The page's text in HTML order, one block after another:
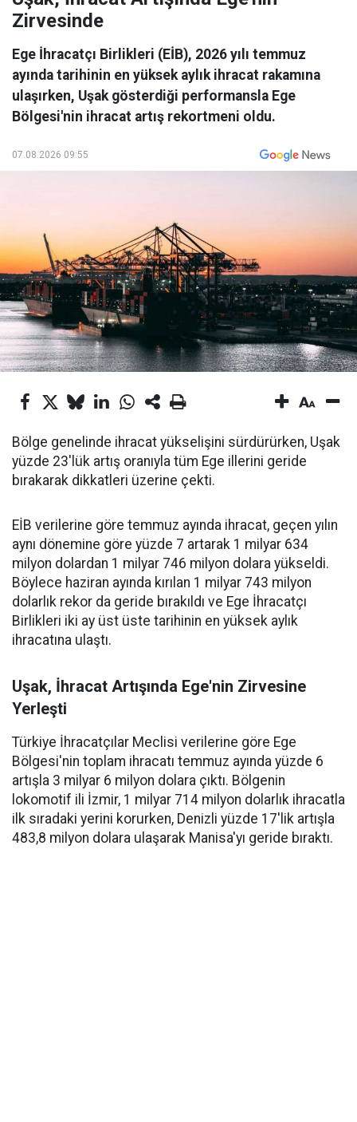
Zirvesinde
Ege İhracatçı Birlikleri (EİB), 2026 yılı temmuz
ayında tarihinin en yüksek aylık ihracat rakamına
ulaşırken, Uşak gösterdiği performansla Ege
Bölgesi'nin ihracat artış rekortmeni oldu.
07.08.2026 09:55
Bölge genelinde ihracat yükselişini sürdürürken, Uşak
yüzde 23'lük artış oranıyla tüm Ege illerini geride
bırakarak dikkatleri üzerine çekti.
EİB verilerine göre temmuz ayında ihracat, geçen yılın
aynı dönemine göre yüzde 7 artarak 1 milyar 634
milyon dolardan 1 milyar 746 milyon dolara yükseldi.
Böylece haziran ayında kırılan 1 milyar 743 milyon
dolarlık rekor da geride bırakıldı ve Ege İhracatçı
Birlikleri iki ay üst üste tarihinin en yüksek aylık
ihracatına ulaştı.
Uşak, İhracat Artışında Ege'nin Zirvesine
Yerleşti
Türkiye İhracatçılar Meclisi verilerine göre Ege
Bölgesi'nin toplam ihracatı temmuz ayında yüzde 6
artışla 3 milyar 6 milyon dolara çıktı. Bölgenin
lokomotif ili İzmir, 1 milyar 714 milyon dolarlık ihracatla
ilk sıradaki yerini korurken, Denizli yüzde 17'lik artışla
483,8 milyon dolara ulaşarak Manisa'yı geride bıraktı.